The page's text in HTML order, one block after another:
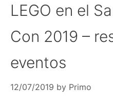
LEGO en el
Con 2019 –
eventos
12/07/2019 by Primo